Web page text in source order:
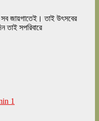
জায়গাতেই। তাই উৎসবের
তাই সপরিবারে
1